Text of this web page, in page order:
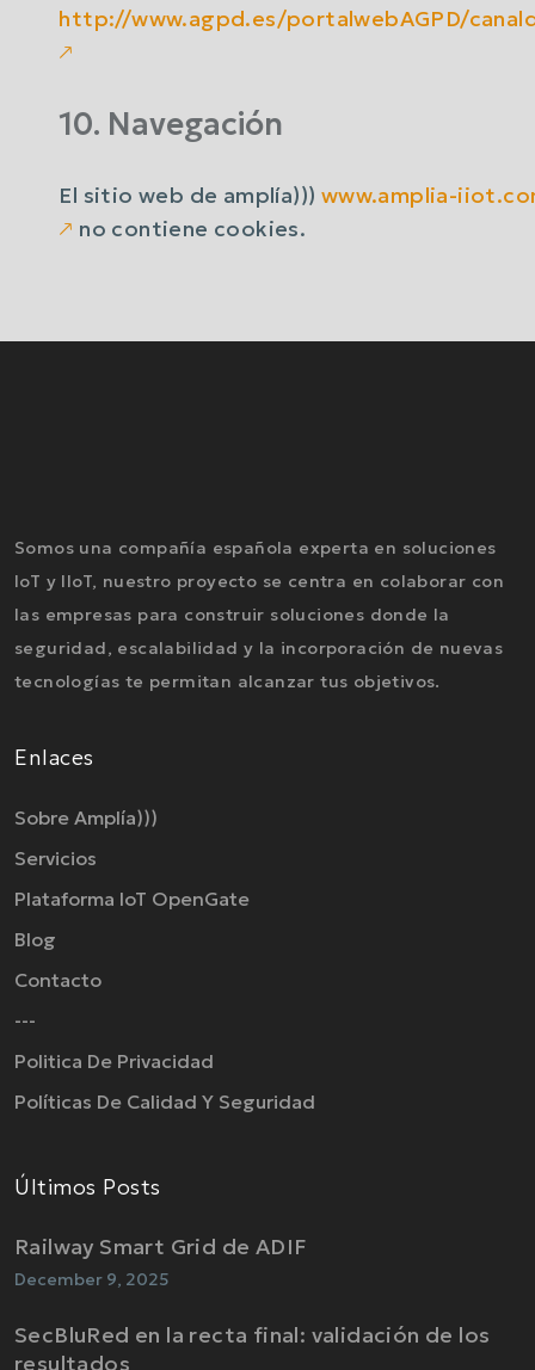
http://www.agpd.es/portalwebAGPD/
🡕
10. Navegación
El sitio web de amplía))) www.amplia-
🡕 no contiene cookies.
Somos una compañía española experta en soluciones
IoT y IIoT, nuestro proyecto se centra en colaborar con
las empresas para construir soluciones donde la
seguridad, escalabilidad y la incorporación de nuevas
tecnologías te permitan alcanzar tus objetivos.
Enlaces
Sobre Amplía)))
Servicios
Plataforma IoT OpenGate
Blog
Contacto
---
Politica De Privacidad
Políticas De Calidad Y Seguridad
Últimos Posts
Railway Smart Grid de ADIF
December 9, 2025
SecBluRed en la recta final: validación de los
resultados